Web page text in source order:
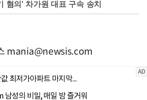
혐의' 차가원 대표 구속 송치
mania@newsis.com